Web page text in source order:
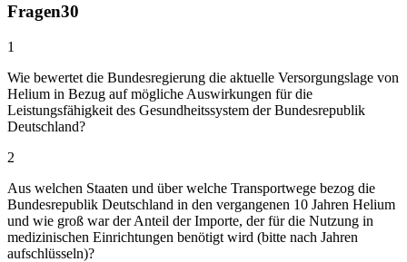
Fragen30
1
Wie bewertet die Bundesregierung die aktuelle Versorgungslage von
Helium in Bezug auf mögliche Auswirkungen für die
Leistungsfähigkeit des Gesundheitssystem der Bundesrepublik
Deutschland?
2
Aus welchen Staaten und über welche Transportwege bezog die
Bundesrepublik Deutschland in den vergangenen 10 Jahren Helium
und wie groß war der Anteil der Importe, der für die Nutzung in
medizinischen Einrichtungen benötigt wird (bitte nach Jahren
aufschlüsseln)?